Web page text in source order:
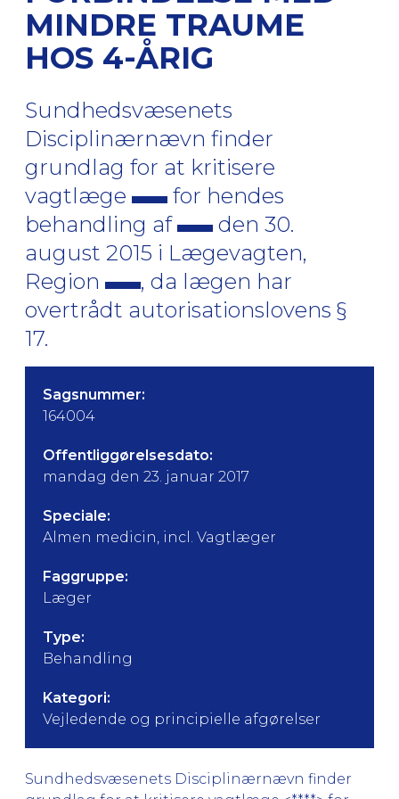
MINDRE TRAUME
HOS 4-ÅRIG
Sundhedsvæsenets
Disciplinærnævn finder
grundlag for at kritisere
vagtlæge
for hendes
behandling af
den 30.
august 2015 i Lægevagten,
Region
, da lægen har
overtrådt autorisationslovens §
17.
Sagsnummer:
164004
Offentliggørelsesdato:
mandag den 23. januar 2017
Speciale:
Almen medicin, incl. Vagtlæger
Faggruppe:
Læger
Type:
Behandling
Kategori:
Vejledende og principielle afgørelser
Sundhedsvæsenets Disciplinærnævn finder